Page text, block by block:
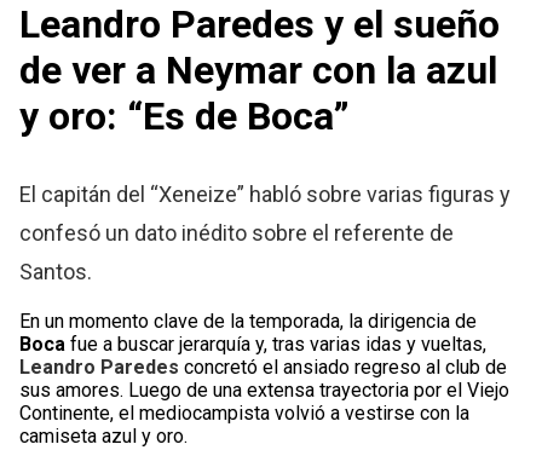
Leandro Paredes y el sueño
de ver a Neymar con la azul
y oro: “Es de Boca”
El capitán del “Xeneize” habló sobre varias figuras y
confesó un dato inédito sobre el referente de
Santos.
En un momento clave de la temporada, la dirigencia de
Bocafue a buscar jerarquía y, tras varias idas y vueltas,
Leandro Paredes concretó el ansiado regreso al club de
sus amores. Luego de una extensa trayectoria por el Viejo
Continente, el mediocampista volvió a vestirse con la
camiseta azul y oro.